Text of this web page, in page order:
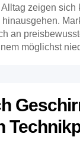
zeigen
an
möglichst